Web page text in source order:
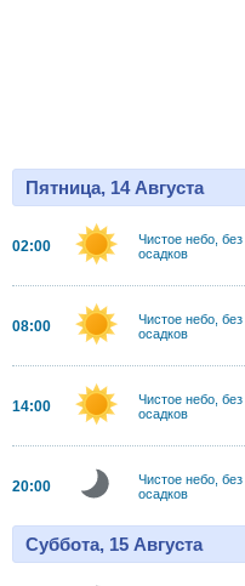
Пятница, 14 Августа
02:00
Чистое небо, без
осадков
08:00
Чистое небо, без
осадков
14:00
Чистое небо, без
осадков
20:00
Чистое небо, без
осадков
Суббота, 15 Августа